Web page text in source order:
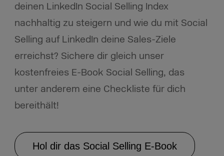
deinen LinkedIn Social Selling Index
nachhaltig zu steigern und wie du mit Social
Selling auf LinkedIn deine Sales-Ziele
erreichst? Sichere dir gleich unser
kostenfreies E-Book Social Selling, das
unter anderem eine Checkliste für dich
bereithält!
Hol dir das Social Selling E-Book